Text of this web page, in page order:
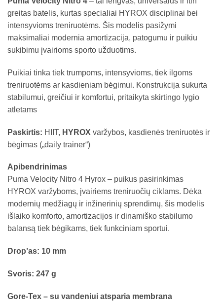
greitas batelis, kurtas specialiai HYROX disciplinai bei
intensyvioms treniruotėms. Šis modelis pasižymi
maksimaliai modernia amortizacija, patogumu ir puikiu
sukibimu įvairioms sporto užduotims.
Puikiai tinka tiek trumpoms, intensyvioms, tiek ilgoms
treniruotėms ar kasdieniam bėgimui. Konstrukcija sukurta
stabilumui, greičiui ir komfortui, pritaikyta skirtingo lygio
atletams
Paskirtis: HIIT, HYROX varžybos, kasdienės treniruotės ir
bėgimas („daily trainer“)
Apibendrinimas
Puma Velocity Nitro 4 Hyrox – puikus pasirinkimas
HYROX varžyboms, įvairiems treniruočių ciklams. Dėka
modernių medžiagų ir inžinerinių sprendimų, šis modelis
išlaiko komforto, amortizacijos ir dinamiško stabilumo
balansą tiek bėgikams, tiek funkciniam sportui.
Drop’as: 10 mm
Svoris: 247 g
Gore-Tex – su vandeniui atsparia membrana